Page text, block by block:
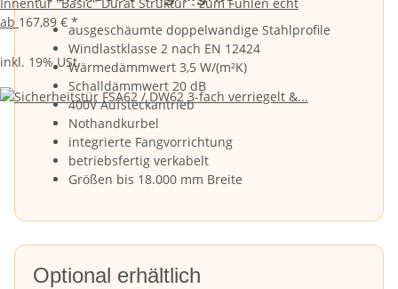
ausgeschäumte doppelwandige Stahlprofile
Windlastklasse 2 nach EN 12424
Wärmedämmwert 3,5 W/(m²K)
Schalldämmwert 20 dB
400V Aufsteckantrieb
Nothandkurbel
integrierte Fangvorrichtung
betriebsfertig verkabelt
Größen bis 18.000 mm Breite
Optional erhältlich
ab 167,89 € *
inkl. 19% USt.